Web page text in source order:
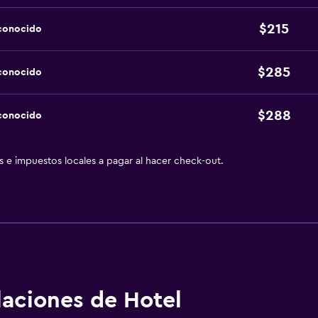
$215
$285
$288
e impuestos locales a pagar al hacer check-out.
de Hotel